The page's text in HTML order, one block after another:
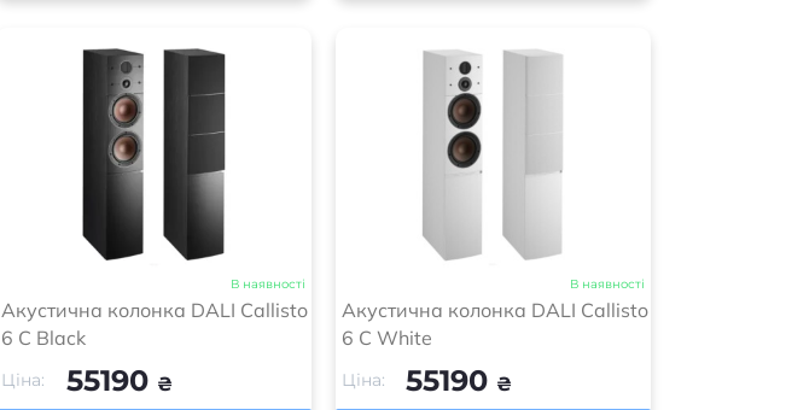
В наявності
Акустична колонка DALI Callisto
6 C Black
Ціна: 55190 ₴
В наявності
Акустична колонка DALI Callisto
6 C White
Ціна: 55190 ₴